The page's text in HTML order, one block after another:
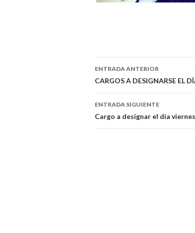
Navegación
de
entradas
ENTRADA ANTERIOR
CARGOS A DESIGNARSE EL
ENTRADA SIGUIENTE
Cargo a designar el dia